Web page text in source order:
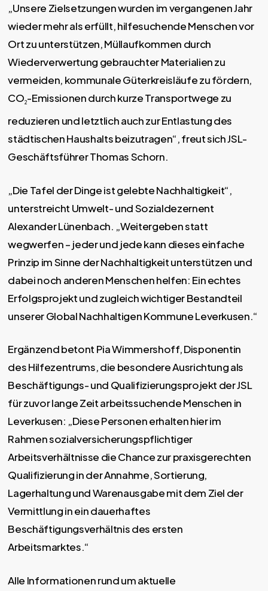
„Unsere Zielsetzungen wurden im vergangenen Jahr
wieder mehr als erfüllt, hilfesuchende Menschen vor
Ort zu unterstützen, Müllaufkommen durch
Wiederverwertung gebrauchter Materialien zu
vermeiden, kommunale Güterkreisläufe zu fördern,
CO2-Emissionen durch kurze Transportwege zu
reduzieren und letztlich auch zur Entlastung des
städtischen Haushalts beizutragen“, freut sich JSL-
Geschäftsführer Thomas Schorn.
„Die Tafel der Dinge ist gelebte Nachhaltigkeit“,
unterstreicht Umwelt- und Sozialdezernent
Alexander Lünenbach. „Weitergeben statt
wegwerfen – jeder und jede kann dieses einfache
Prinzip im Sinne der Nachhaltigkeit unterstützen und
dabei noch anderen Menschen helfen: Ein echtes
Erfolgsprojekt und zugleich wichtiger Bestandteil
unserer Global Nachhaltigen Kommune Leverkusen.“
Ergänzend betont Pia Wimmershoff, Disponentin
des Hilfezentrums, die besondere Ausrichtung als
Beschäftigungs- und Qualifizierungsprojekt der JSL
für zuvor lange Zeit arbeitssuchende Menschen in
Leverkusen: „Diese Personen erhalten hier im
Rahmen sozialversicherungspflichtiger
Arbeitsverhältnisse die Chance zur praxisgerechten
Qualifizierung in der Annahme, Sortierung,
Lagerhaltung und Warenausgabe mit dem Ziel der
Vermittlung in ein dauerhaftes
Beschäftigungsverhältnis des ersten
Arbeitsmarktes.“
Alle Informationen rund um aktuelle